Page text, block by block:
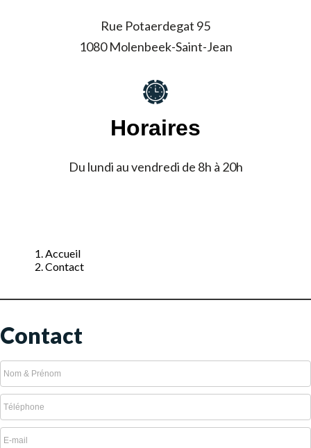
Rue Potaerdegat 95
1080 Molenbeek-Saint-Jean
Horaires
Du lundi au vendredi de 8h à 20h
Accueil
Contact
Contact